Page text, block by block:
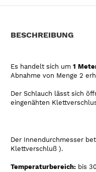
BESCHREIBUNG
Es handelt sich um 1
Abnahme von Menge 2
Der Schlauch lässt sich
eingenähten
Der Innendurchmesser
Klettverschluß ).
Temperaturbereich: bis